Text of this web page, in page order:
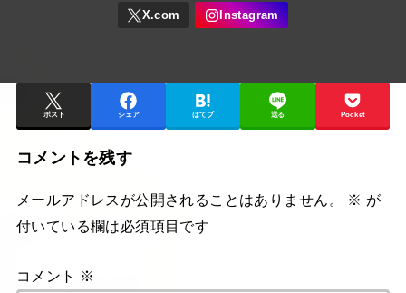
ポスト シェア はてブ 送る Pocket
コメントを残す
メールアドレスが公開されることはありません。 ※ が
付いている欄は必須項目です
コメント ※